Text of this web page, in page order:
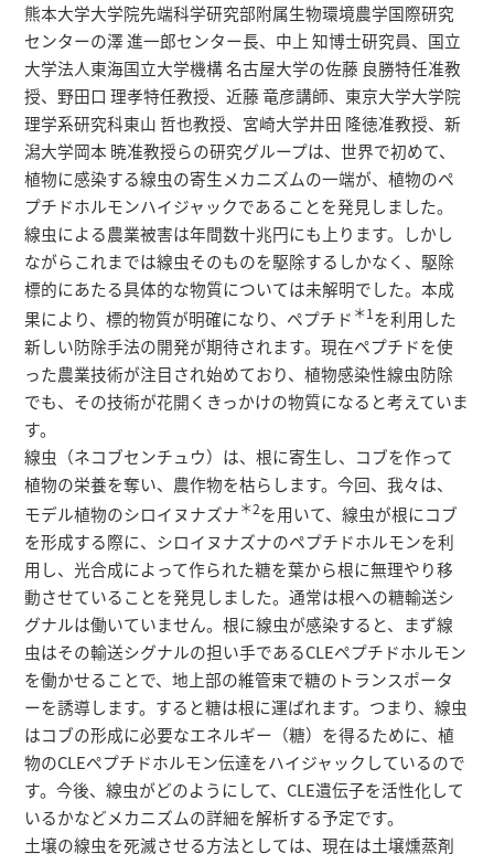
熊本大学大学院先端科学研究部附属生物環境農学国際研究
センターの澤 進一郎センター長、中上 知博士研究員、国立
大学法人東海国立大学機構 名古屋大学の佐藤 良勝特任准教
授、野田口 理孝特任教授、近藤 竜彦講師、東京大学大学院
理学系研究科東山 哲也教授、宮崎大学井田 隆徳准教授、新
潟大学岡本 暁准教授らの研究グループは、世界で初めて、
植物に感染する線虫の寄生メカニズムの一端が、植物のペ
プチドホルモンハイジャックであることを発見しました。
線虫による農業被害は年間数十兆円にも上ります。しかし
ながらこれまでは線虫そのものを駆除するしかなく、駆除
標的にあたる具体的な物質については未解明でした。本成
果により、標的物質が明確になり、ペプチド ＊1を利用した
新しい防除手法の開発が期待されます。現在ペプチドを使
った農業技術が注目され始めており、植物感染性線虫防除
でも、その技術が花開くきっかけの物質になると考えていま
す。
線虫（ネコブセンチュウ）は、根に寄生し、コブを作って
植物の栄養を奪い、農作物を枯らします。今回、我々は、
モデル植物のシロイヌナズナ＊2を用いて、線虫が根にコブ
を形成する際に、シロイヌナズナのペプチドホルモンを利
用し、光合成によって作られた糖を葉から根に無理やり移
動させていることを発見しました。通常は根への糖輸送シ
グナルは働いていません。根に線虫が感染すると、まず線
虫はその輸送シグナルの担い手であるCLEペプチドホルモン
を働かせることで、地上部の維管束で糖のトランスポータ
ーを誘導します。すると糖は根に運ばれます。つまり、線虫
はコブの形成に必要なエネルギー（糖）を得るために、植
物のCLEペプチドホルモン伝達をハイジャックしているので
す。今後、線虫がどのようにして、CLE遺伝子を活性化して
いるかなどメカニズムの詳細を解析する予定です。
土壌の線虫を死滅させる方法としては、現在は土壌燻蒸剤